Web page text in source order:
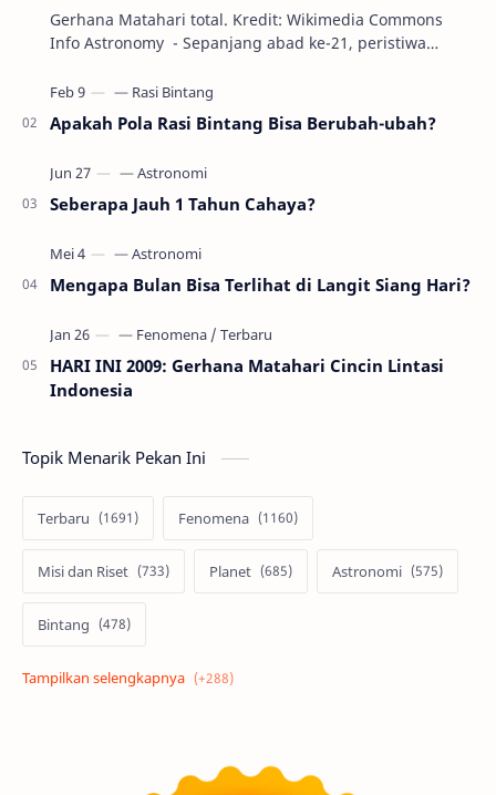
Gerhana Matahari total. Kredit: Wikimedia Commons
Info Astronomy - Sepanjang abad ke-21, peristiwa
Apakah Pola Rasi Bintang Bisa Berubah-ubah?
Seberapa Jauh 1 Tahun Cahaya?
Mengapa Bulan Bisa Terlihat di Langit Siang Hari?
HARI INI 2009: Gerhana Matahari Cincin Lintasi
Indonesia
Topik Menarik Pekan Ini
Terbaru Fenomena
Misi dan Riset Planet Astronomi
Bintang
Alam semesta Galaksi
Tata Surya Hype